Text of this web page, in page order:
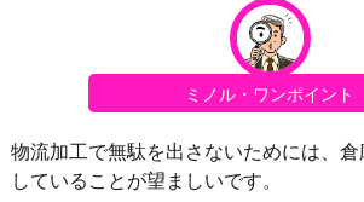
ミノル・ワンポイント
物流加工で無駄を出さないためには、
していることが望ましいです。